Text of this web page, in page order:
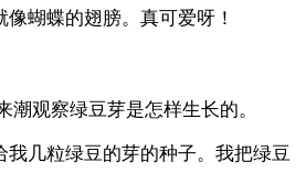
蝴蝶的翅膀。真可爱呀！
观察绿豆芽是怎样生长的。
几粒绿豆的芽的种子。我把绿豆